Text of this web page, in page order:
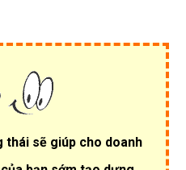
sẽ giúp cho doanh